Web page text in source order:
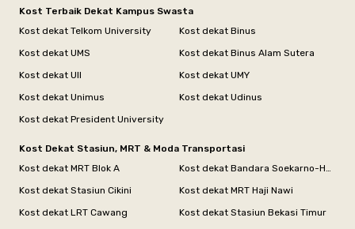
Kost Terbaik Dekat Kampus Swasta
Kost dekat Telkom University
Kost dekat Binus
Kost dekat UMS
Kost dekat Binus Alam Sutera
Kost dekat UII
Kost dekat UMY
Kost dekat Unimus
Kost dekat Udinus
Kost dekat President University
Kost Dekat Stasiun, MRT & Moda Transportasi
Kost dekat MRT Blok A
Kost dekat Bandara Soekarno-Hatta
Kost dekat Stasiun Cikini
Kost dekat MRT Haji Nawi
Kost dekat LRT Cawang
Kost dekat Stasiun Bekasi Timur